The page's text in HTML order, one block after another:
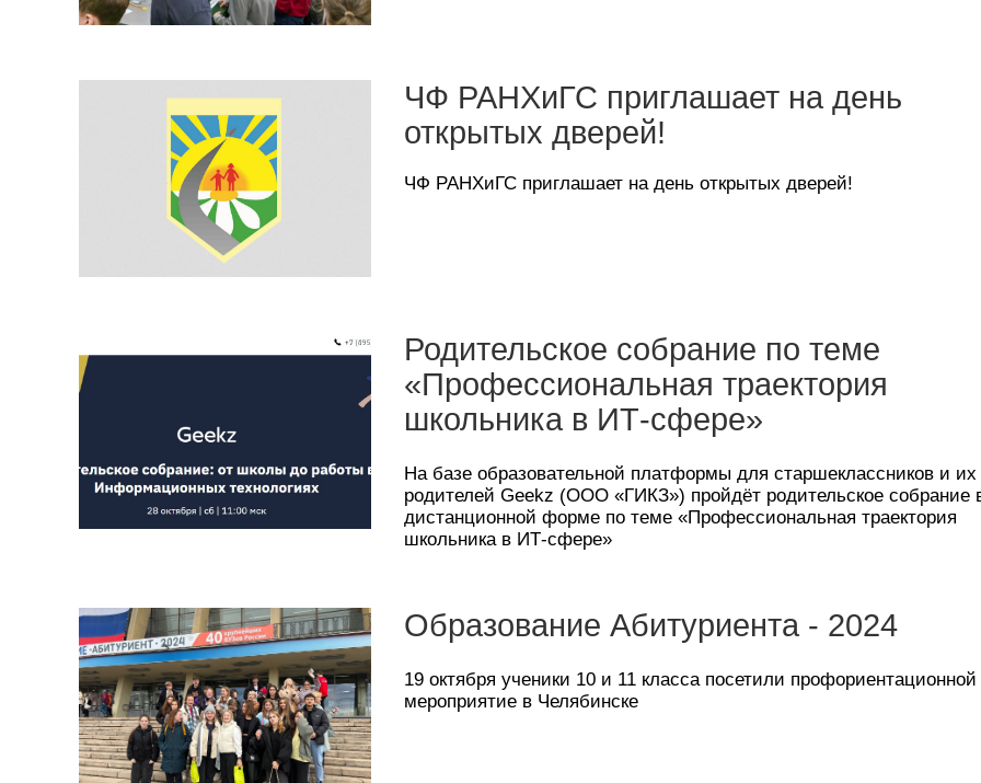
ЧФ РАНХиГС приглашает на день
открытых дверей!
ЧФ РАНХиГС приглашает на день открытых дверей!
Родительское собрание по теме
«Профессиональная траектория
школьника в ИТ-сфере»
На базе образовательной платформы для старшеклассников и их
родителей Geekz (ООО «ГИКЗ») пройдёт родительское собрание
дистанционной форме по теме «Профессиональная траектория
школьника в ИТ-сфере»
Образование Абитуриента - 2024
19 октября ученики 10 и 11 класса посетили профориентационной
мероприятие в Челябинске